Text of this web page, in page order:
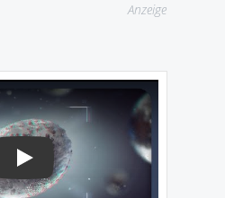
Anzeige
Play